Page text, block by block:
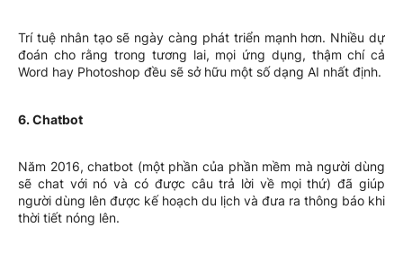
Trí tuệ nhân tạo sẽ ngày càng phát triển mạnh hơn. Nhiều dự
đoán cho rằng trong tương lai, mọi ứng dụng, thậm chí cả
Word hay Photoshop đều sẽ sở hữu một số dạng AI nhất định.
6. Chatbot
Năm 2016, chatbot (một phần của phần mềm mà người dùng
sẽ chat với nó và có được câu trả lời về mọi thứ) đã giúp
người dùng lên được kế hoạch du lịch và đưa ra thông báo khi
thời tiết nóng lên.